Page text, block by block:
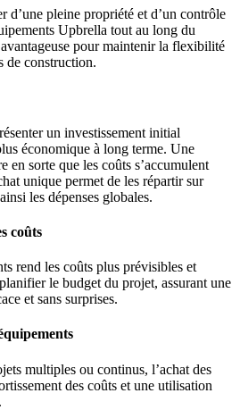
d’une pleine propriété et d’un contrôle
Upbrella tout au long du
pour maintenir la flexibilité
de construction.
un investissement initial
économique à long terme. Une
en sorte que les coûts s’accumulent
unique permet de les répartir sur
les dépenses globales.
coûts
rend les coûts plus prévisibles et
le budget du projet, assurant une
et sans surprises.
multiples ou continus, l’achat des
des coûts et une utilisation